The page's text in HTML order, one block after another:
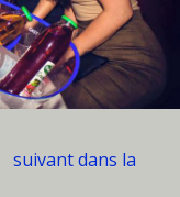
suivant dans la